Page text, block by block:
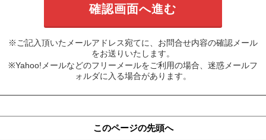
※ご記入頂いたメールアドレス宛てに、お問合せ内容の確認メール
をお送りいたします。
※Yahoo!メールなどのフリーメールをご利用の場合、迷惑メールフ
ォルダに入る場合があります。
このページの先頭へ